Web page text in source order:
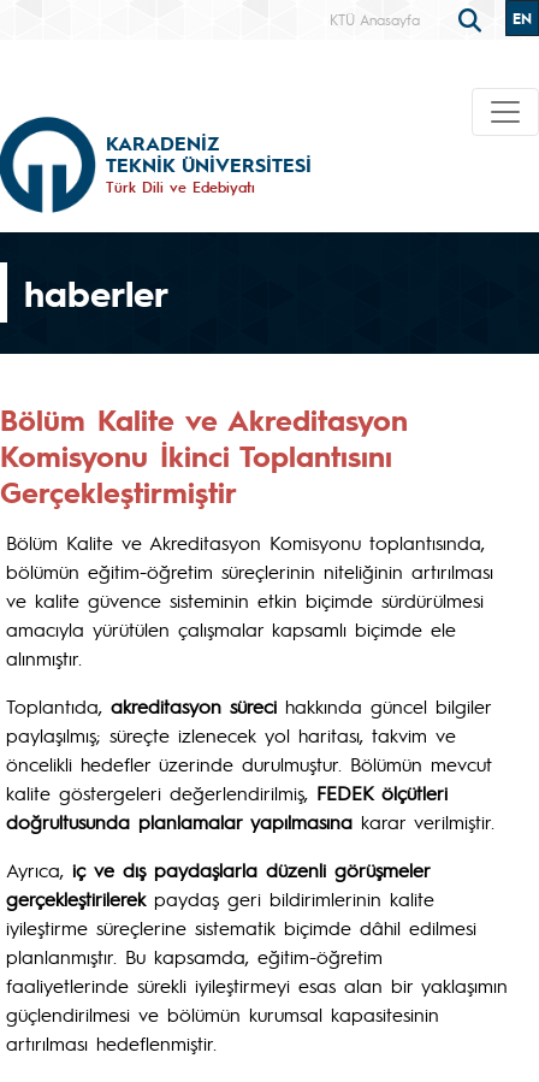
KTÜ Anasayfa EN
KARADENİZ
TEKNİK ÜNİVERSİTESİ
Türk Dili ve Edebiyatı
haberler
Bölüm Kalite ve Akreditasyon
Komisyonu İkinci Toplantısını
Gerçekleştirmiştir
Bölüm Kalite ve Akreditasyon Komisyonu toplantısında,
bölümün eğitim-öğretim süreçlerinin niteliğinin artırılması
ve kalite güvence sisteminin etkin biçimde sürdürülmesi
amacıyla yürütülen çalışmalar kapsamlı biçimde ele
alınmıştır.
Toplantıda, akreditasyon süreci hakkında güncel bilgiler
paylaşılmış; süreçte izlenecek yol haritası, takvim ve
öncelikli hedefler üzerinde durulmuştur. Bölümün mevcut
kalite göstergeleri değerlendirilmiş, FEDEK ölçütleri
doğrultusunda planlamalar yapılmasına karar verilmiştir.
Ayrıca, iç ve dış paydaşlarla düzenli görüşmeler
gerçekleştirilerekpaydaş geri bildirimlerinin kalite
iyileştirme süreçlerine sistematik biçimde dâhil edilmesi
planlanmıştır. Bu kapsamda, eğitim-öğretim
faaliyetlerinde sürekli iyileştirmeyi esas alan bir yaklaşımın
güçlendirilmesi ve bölümün kurumsal kapasitesinin
artırılması hedeflenmiştir.